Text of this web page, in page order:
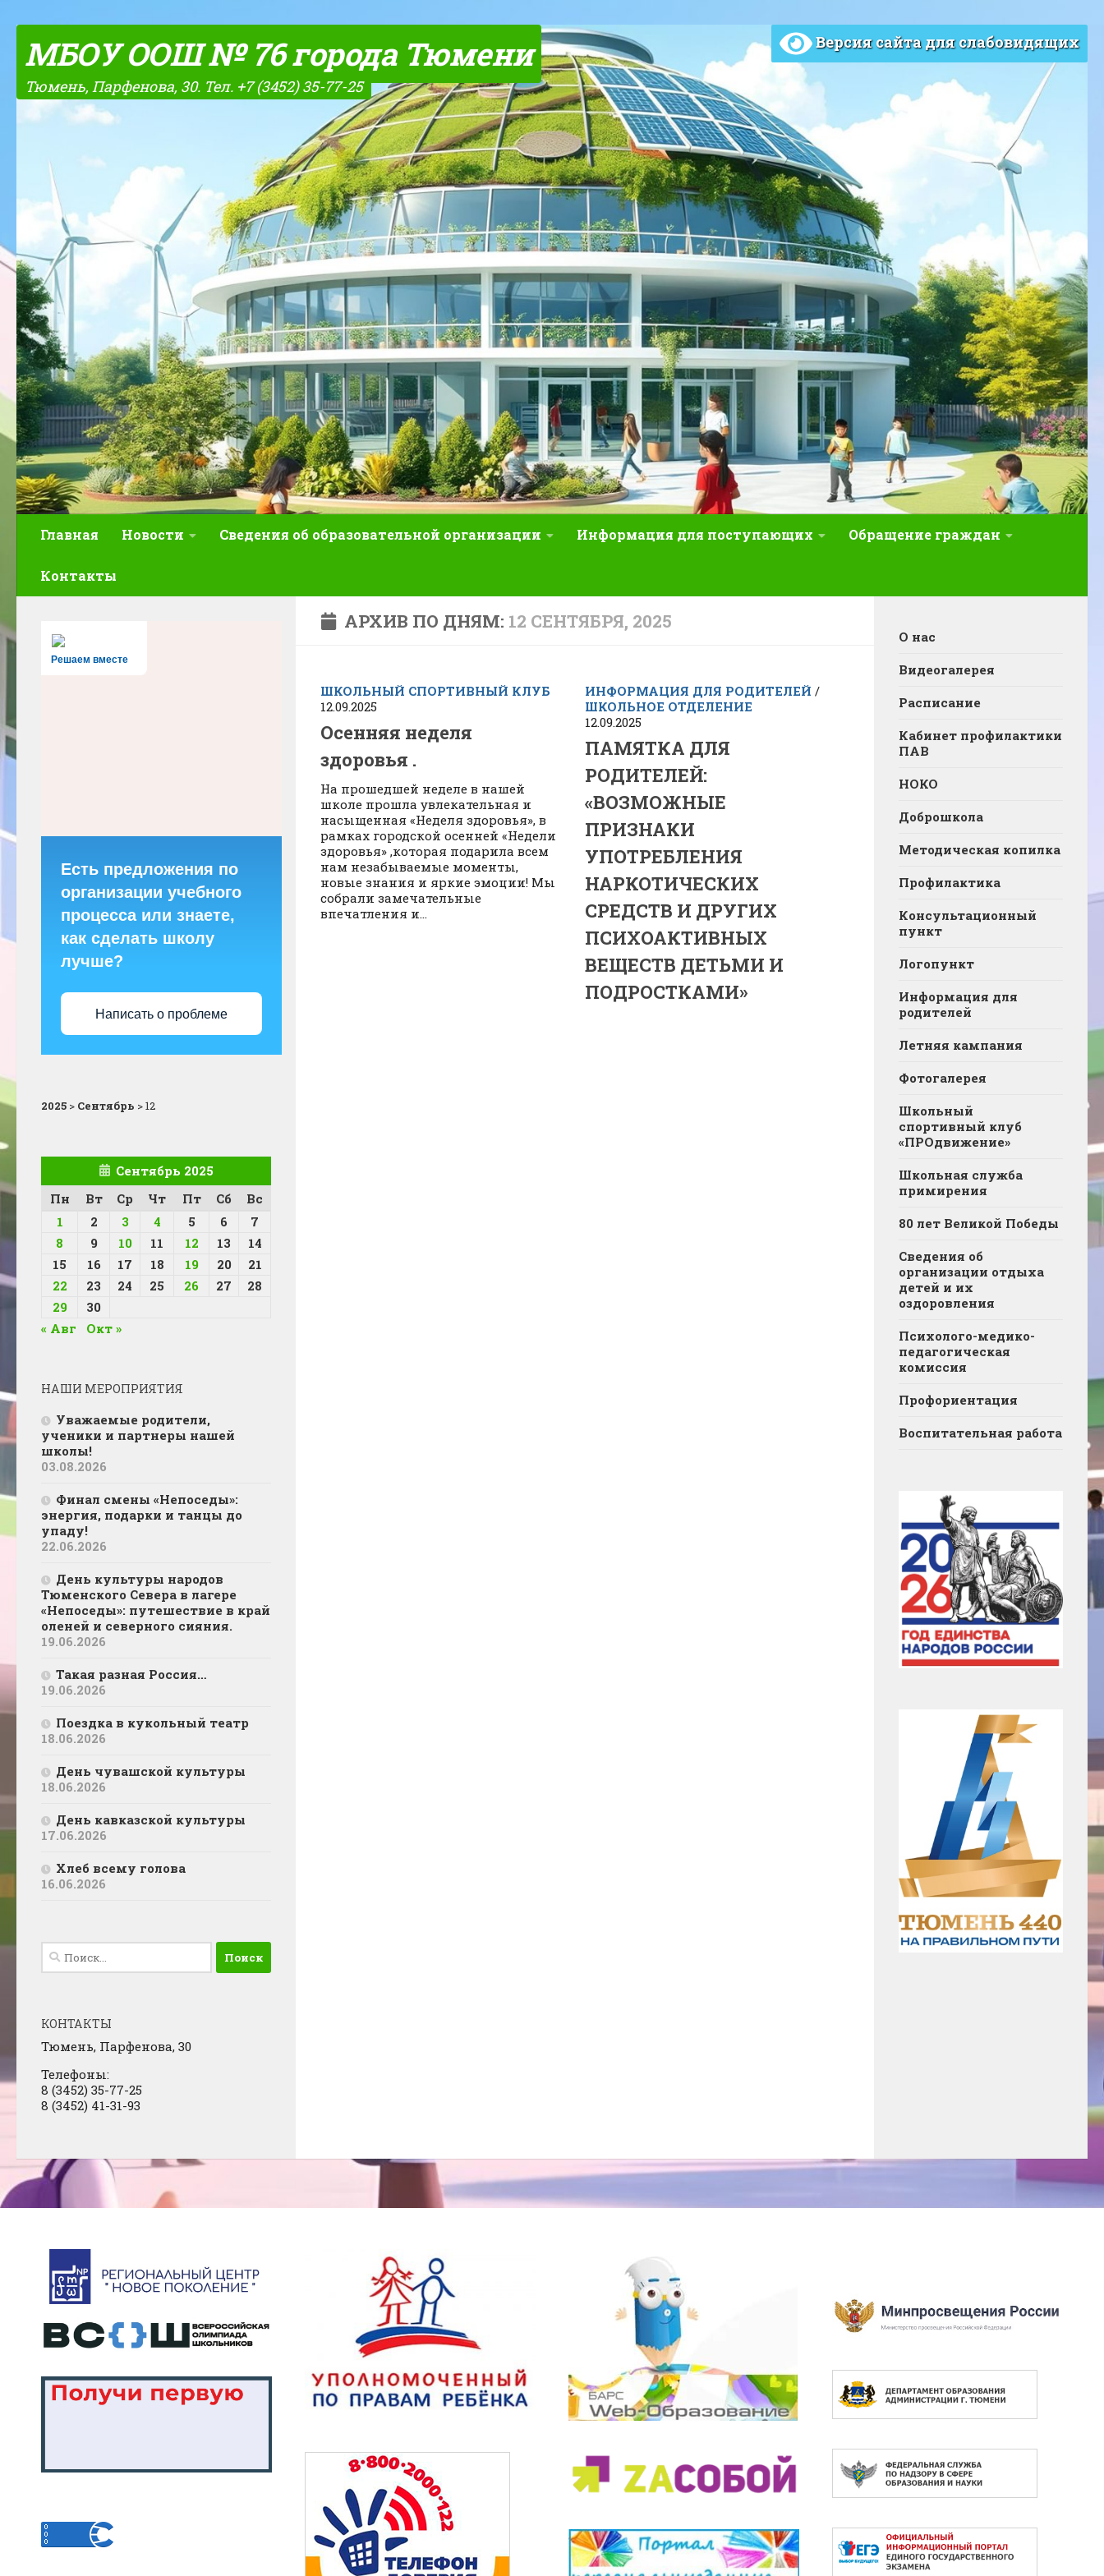
Skip to content
МБОУ ООШ № 76 города Тюмени
Тюмень, Парфенова, 30. Тел. +7 (3452) 35-77-25
Версия сайта для слабовидящих
Главная Новости Сведения об образовательной организации Информация для поступающих Обращение граждан
Контакты
АРХИВ ПО ДНЯМ: 12 СЕНТЯБРЯ, 2025
ШКОЛЬНЫЙ СПОРТИВНЫЙ КЛУБ
12.09.2025
Осенняя неделя
здоровья .
На прошедшей неделе в нашей
школе прошла увлекательная и
насыщенная «Неделя здоровья», в
рамках городской осенней «Недели
здоровья» ,которая подарила всем
нам незабываемые моменты,
новые знания и яркие эмоции! Мы
собрали замечательные
впечатления и...
ИНФОРМАЦИЯ ДЛЯ РОДИТЕЛЕЙ /
ШКОЛЬНОЕ ОТДЕЛЕНИЕ
12.09.2025
ПАМЯТКА ДЛЯ
РОДИТЕЛЕЙ:
«ВОЗМОЖНЫЕ
ПРИЗНАКИ
УПОТРЕБЛЕНИЯ
НАРКОТИЧЕСКИХ
СРЕДСТВ И ДРУГИХ
ПСИХОАКТИВНЫХ
ВЕЩЕСТВ ДЕТЬМИ И
ПОДРОСТКАМИ»
Решаем вместе
Есть предложения по
организации учебного
процесса или знаете,
как сделать школу
лучше?
Написать о проблеме
2025 > Сентябрь >12
Сентябрь 2025
Пн
Вт Ср Чт Пт Сб
Вс
1
2 3 4 5 6
7
8
9 10 11 12 13
14
15
16 17 18 19 20
21
22
23 24 25 26 27
28
29
30
« Авг
Окт »
НАШИ МЕРОПРИЯТИЯ
Уважаемые родители,
ученики и партнеры нашей
школы!
03.08.2026
Финал смены «Непоседы»:
энергия, подарки и танцы до
упаду!
22.06.2026
День культуры народов
Тюменского Севера в лагере
«Непоседы»: путешествие в край
оленей и северного сияния.
19.06.2026
Такая разная Россия…
19.06.2026
Поездка в кукольный театр
18.06.2026
День чувашской культуры
18.06.2026
День кавказской культуры
17.06.2026
Хлеб всему голова
16.06.2026
Найти:
КОНТАКТЫ
Тюмень, Парфенова, 30
Телефоны:
8 (3452) 35-77-25
8 (3452) 41-31-93
О нас
Видеогалерея
Расписание
Кабинет профилактики
ПАВ
НОКО
Доброшкола
Методическая копилка
Профилактика
Консультационный
пункт
Логопункт
Информация для
родителей
Летняя кампания
Фотогалерея
Школьный
спортивный клуб
«ПРОдвижение»
Школьная служба
примирения
80 лет Великой Победы
Сведения об
организации отдыха
детей и их
оздоровления
Психолого-медико-
педагогическая
комиссия
Профориентация
Воспитательная работа